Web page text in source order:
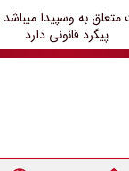
به وسپیدا
پیگرد قانونی دارد